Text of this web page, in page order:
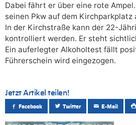
Dabei fährt er über eine rote
seinen Pkw auf dem Kirchparkplatz
In der Kirchstraße kann der 22-
kontrolliert werden. Er steht
Ein auferlegter Alkoholtest fällt
Führerschein wird eingezogen.
Jetzt Artikel teilen!
Facebook Twitter E-Mail